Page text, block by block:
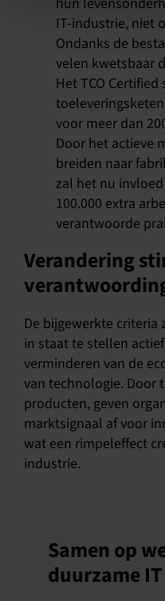
IT-industrie, niet
Ondanks de
velen kwetsbaar
Het TCO
voor meer dan
Door het actieve
breiden naar
zal het nu
100.000 extra
verantwoorde
Verandering
De bijgewerkte
in staat te stellen
verminderen van de
van technologie. Door
producten, geven
marktsignaal af voor
wat een rimpeleffect
industrie.
Samen op
duurzame IT